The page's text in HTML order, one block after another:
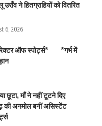
उराँव ने हितग्राहियों को वितरित
6, 2026
ऑफ स्पोर्ट्स* *गर्भ में
छूटा, माँ ने नहीं टूटने दिए
अनमोल बनीं असिस्टेंट